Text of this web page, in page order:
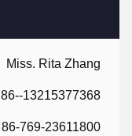
Miss. Rita Zhang
86--13215377368
86-769-23611800